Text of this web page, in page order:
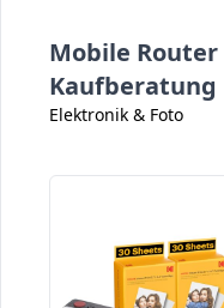
Mobile Router
Kaufberatung
Elektronik & Foto